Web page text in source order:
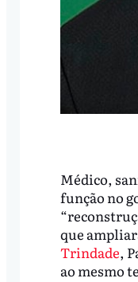
Médico,
função no
que
Trindade,
ao mesmo